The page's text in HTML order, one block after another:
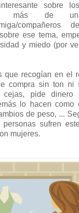
sobre
más de
amiga/
ese tema,
y miedo (por
que recogían en el
compra sin ton ni
cejas, pide dinero
lo hacen como
de peso, ...
sufren
mujeres.